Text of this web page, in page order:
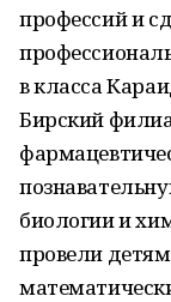
профессий и
в класса
Бирский
биологии и
провели